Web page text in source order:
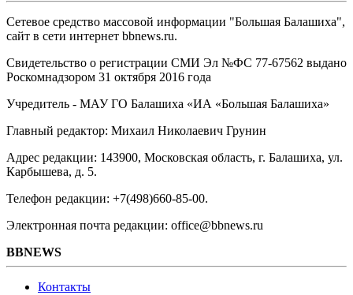
Сетевое средство массовой информации "Большая Балашиха",
сайт в сети интернет bbnews.ru.
Свидетельство о регистрации СМИ Эл №ФС ‎77-67562 выдано
Роскомнадзором 31 октября 2016 года
Учредитель - МАУ ГО Балашиха «ИА «Большая Балашиха»
Главный редактор: Михаил Николаевич Грунин
Адрес редакции: 143900, Московская область, г. Балашиха, ул.
Карбышева, д. 5.
Телефон редакции: +7(498)660-85-00.
Электронная почта редакции: office@bbnews.ru
BBNEWS
Контакты